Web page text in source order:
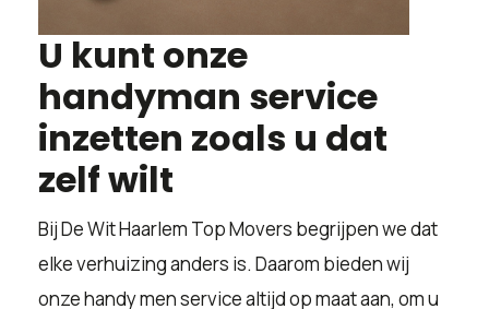
U kunt onze
handyman service
inzetten zoals u dat
zelf wilt
Bij De Wit Haarlem Top Movers begrijpen we dat
elke verhuizing anders is. Daarom bieden wij
onze handy men service altijd op maat aan, om u